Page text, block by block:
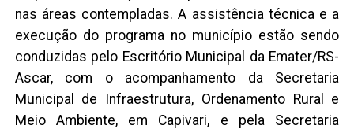
nas áreas contempladas. A assistência técnica e a
execução do programa no município estão sendo
conduzidas pelo Escritório Municipal da Emater/RS-
Ascar, com o acompanhamento da Secretaria
Municipal de Infraestrutura, Ordenamento Rural e
Meio Ambiente, em Capivari, e pela Secretaria